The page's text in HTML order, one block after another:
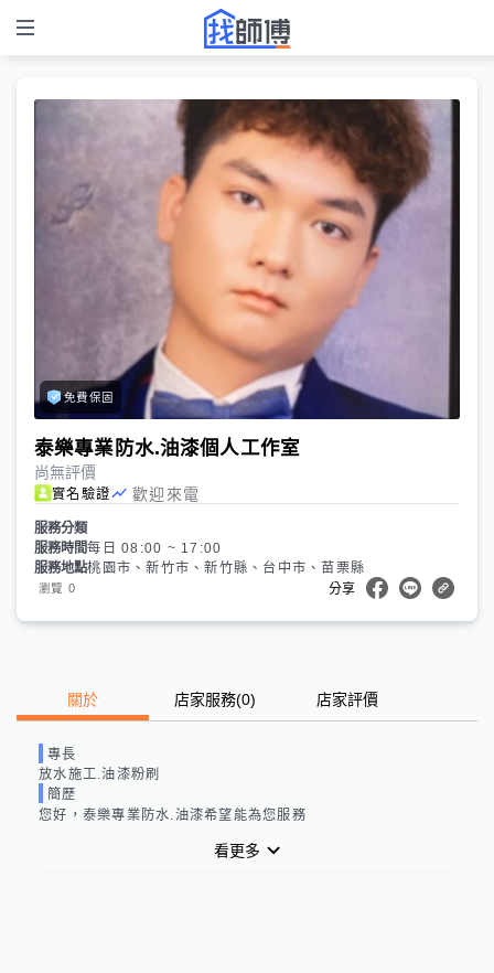
免費保固
泰樂專業防水.油漆個人工作室
尚無評價
實名驗證 歡迎來電
服務分類
服務時間每日 08:00 ~ 17:00
服務地點桃園市、新竹市、新竹縣、台中市、苗栗縣
瀏覽 0 分享
關於 店家服務(0) 店家評價
專長
放水施工.油漆粉刷
簡歷
您好，泰樂專業防水.油漆希望能為您服務
看更多